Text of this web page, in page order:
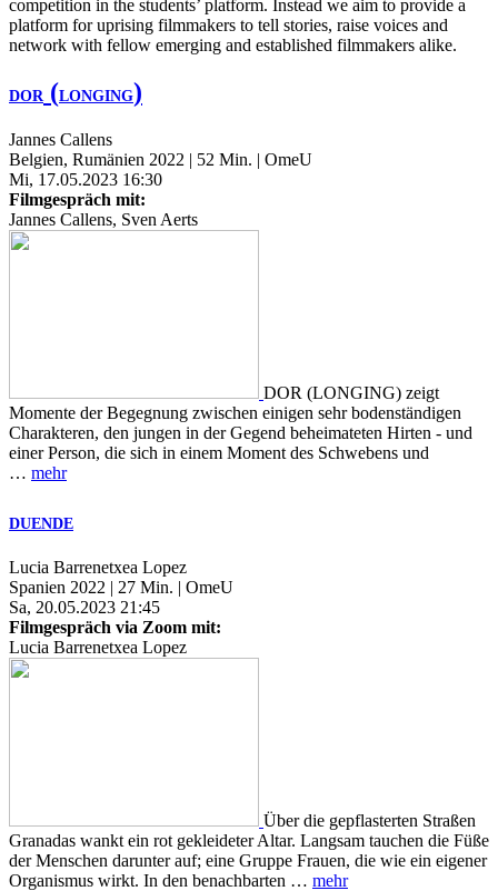
competition in the students’ platform. Instead we aim to provide a
platform for uprising filmmakers to tell stories, raise voices and
network with fellow emerging and established filmmakers alike.
DOR (LONGING)
Jannes Callens
Belgien, Rumänien 2022 | 52 Min. | OmeU
Mi, 17.05.2023 16:30
Filmgespräch mit:
Jannes Callens, Sven Aerts
DOR (LONGING) zeigt
Momente der Begegnung zwischen einigen sehr bodenständigen
Charakteren, den jungen in der Gegend beheimateten Hirten - und
einer Person, die sich in einem Moment des Schwebens und
… mehr
DUENDE
Lucia Barrenetxea Lopez
Spanien 2022 | 27 Min. | OmeU
Sa, 20.05.2023 21:45
Filmgespräch via Zoom mit:
Lucia Barrenetxea Lopez
Über die gepflasterten Straßen
Granadas wankt ein rot gekleideter Altar. Langsam tauchen die Füße
der Menschen darunter auf; eine Gruppe Frauen, die wie ein eigener
Organismus wirkt. In den benachbarten … mehr